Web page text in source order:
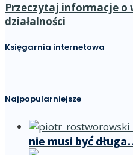
Przeczytaj informacje o
działalności
Księgarnia internetowa
Najpopularniejsze
nie musi być